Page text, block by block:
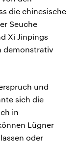
die chinesische
Seuche
Xi Jinpings
demonstrativ
und
sich die
in
Lügner
oder